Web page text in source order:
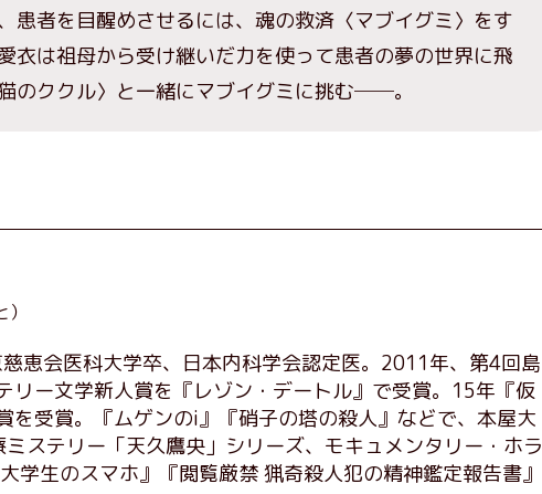
患者を目醒めさせるには、魂の救済〈マブイグミ〉をす
衣は祖母から受け継いだ力を使って患者の夢の世界に飛
のククル〉と一緒にマブイグミに挑む──。
恵会医科大学卒、日本内科学会認定医。2011年、第4回島
リー文学新人賞を『レゾン・デートル』で受賞。15年『仮
を受賞。『ムゲンのi』『硝子の塔の殺人』などで、本屋大
ステリー「天久鷹央」シリーズ、モキュメンタリー・ホラ
学生のスマホ』『閲覧厳禁 猟奇殺人犯の精神鑑定報告書』